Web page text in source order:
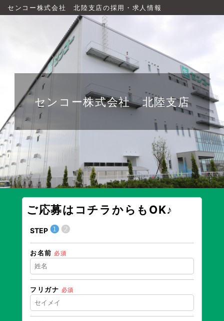
センコー株式会社 北陸支店の採用・求人情報
センコー株式会社 北陸支店
ご応募はコチラからもOK♪
STEP ❶❷
お名前 必須
フリガナ 必須